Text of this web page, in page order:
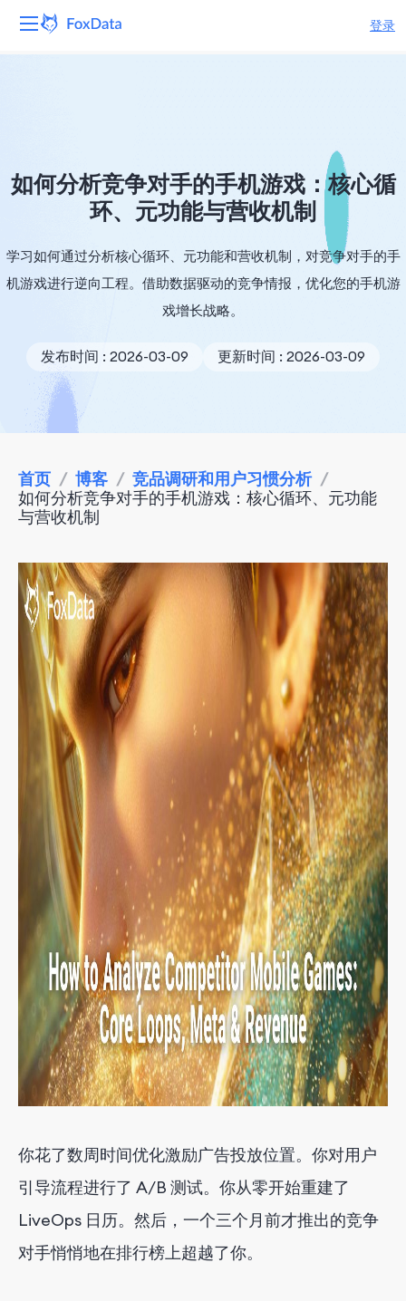
登录
解决方案
定价
如何分析竞争对手的手机游戏：核心循
环、元功能与营收机制
学习如何通过分析核心循环、元功能和营收机制，对竞争对手的手
机游戏进行逆向工程。借助数据驱动的竞争情报，优化您的手机游
戏增长战略。
发布时间 : 2026-03-09 更新时间 : 2026-03-09
首页 / 博客 / 竞品调研和用户习惯分析 /
如何分析竞争对手的手机游戏：核心循环、元功能
与营收机制
你花了数周时间优化激励广告投放位置。你对用户
引导流程进行了 A/B 测试。你从零开始重建了
LiveOps 日历。然后，一个三个月前才推出的竞争
对手悄悄地在排行榜上超越了你。